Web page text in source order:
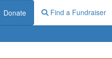
Donate Find a Fundraiser